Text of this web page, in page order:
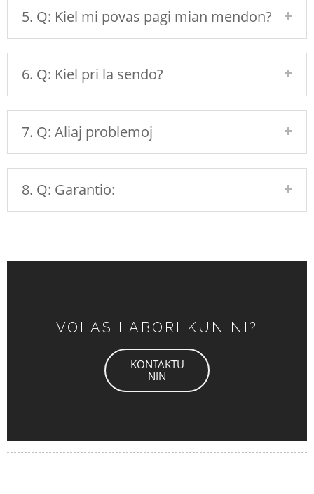
5. Q: Kiel mi povas pagi mian mendon?
6. Q: Kiel pri la sendo?
7. Q: Aliaj problemoj
8. Q: Garantio:
VOLAS LABORI KUN NI?
KONTAKTU
NIN